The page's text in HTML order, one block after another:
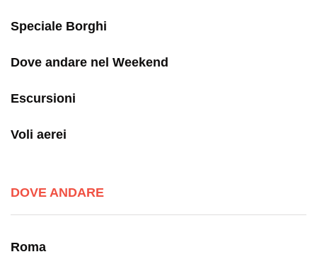
Speciale Borghi
Dove andare nel Weekend
Escursioni
Voli aerei
DOVE ANDARE
Roma